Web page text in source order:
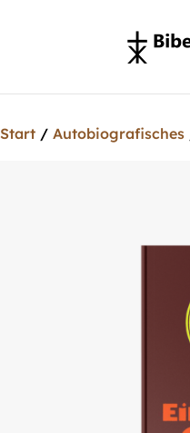
Start / Autobiografisches